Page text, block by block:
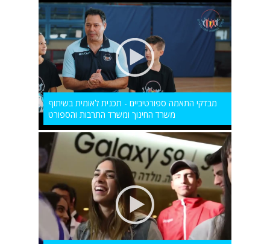
מבדקי התאמה ספורטיביים - תכנית לאומית בשיתוף
משרד החינוך ומשרד התרבות והספורט